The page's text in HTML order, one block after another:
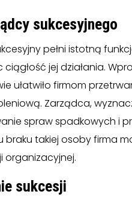
sukcesyjnego
pełni istotną
jej działania.
ułatwiło firmom
Zarządca,
spraw spadkowych i
braku takiej osoby firma
organizacyjnej.
sukcesji